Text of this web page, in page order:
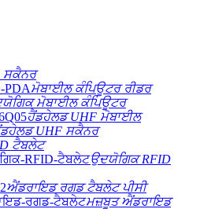
ਸਕੈਨਰ
ਮੋਬਾਈਲ ਕੰਪਿਊਟਰ ਰੀਡਰ
ਮੋਬਾਈਲ ਕੰਪਿਊਟਰ
ਹੈਂਡਹੇਲਡ UHF ਮੋਬਾਈਲ
UHF ਸਕੈਨਰ
ਟੈਬਲੇਟ
ਉਦਯੋਗਿਕ RFID
ਐਂਡਰਾਇਡ ਰਗਡ ਟੈਬਲੇਟ ਪੀਸੀ
ਮਜ਼ਬੂਤ ​​ਐਂਡਰਾਇਡ